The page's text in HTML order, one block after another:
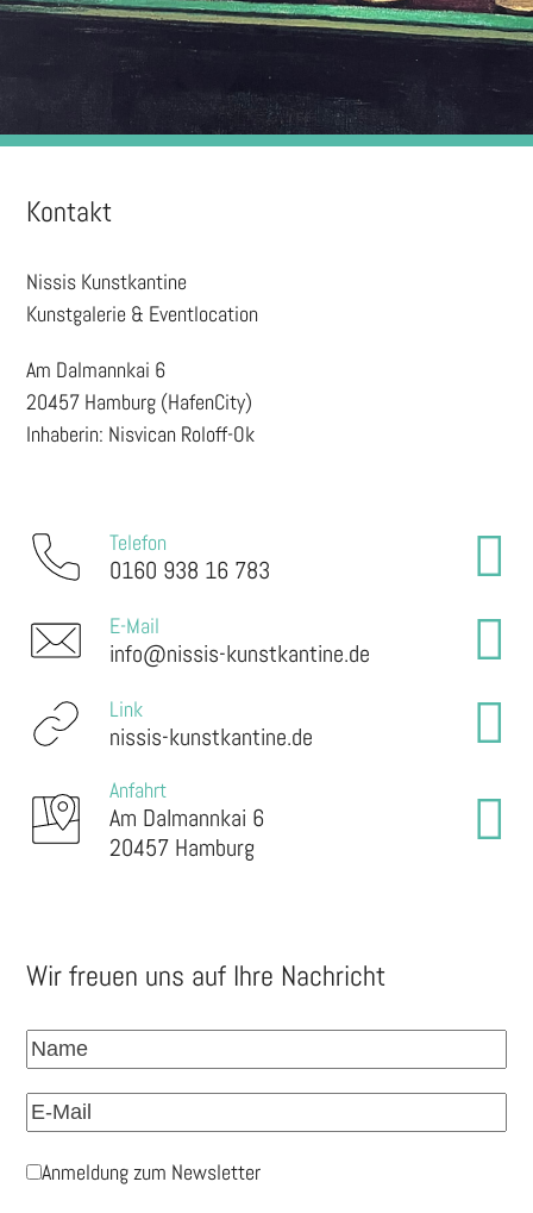
Kontakt
Nissis Kunstkantine
Kunstgalerie & Eventlocation
Am Dalmannkai 6
20457 Hamburg (HafenCity)
Inhaberin: Nisvican Roloff-Ok
Telefon
0160 938 16 783
E-Mail
info@nissis-kunstkantine.de
Link
nissis-kunstkantine.de
Anfahrt
Am Dalmannkai 6
20457 Hamburg
Wir freuen uns auf Ihre Nachricht
Anmeldung zum Newsletter